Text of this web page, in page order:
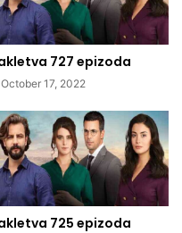
727 epizoda
October 17, 2022
725 epizoda